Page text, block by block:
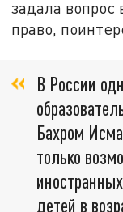
задала
право,
В России
Бахром
только
детей в